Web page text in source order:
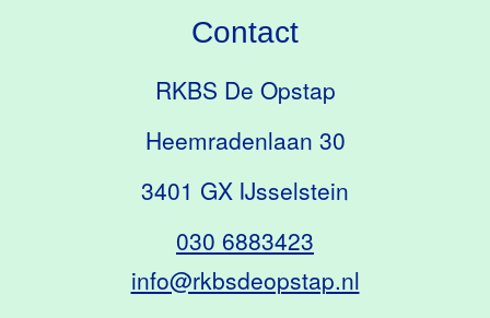
Contact
RKBS De Opstap
Heemradenlaan 30
3401 GX IJsselstein
030 6883423
info@rkbsdeopstap.nl